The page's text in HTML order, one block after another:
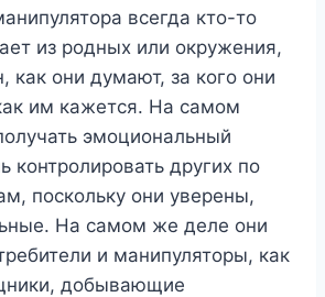
всегда кто-то
из родных или окружения,
как они думают, за кого они
им кажется. На самом
эмоциональный
контролировать других по
поскольку они уверены,
На самом же деле они
и манипуляторы, как
добывающие